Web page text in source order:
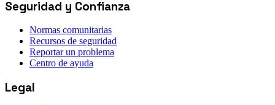
Seguridad y Confianza
Normas comunitarias
Recursos de seguridad
Reportar un problema
Centro de ayuda
Legal